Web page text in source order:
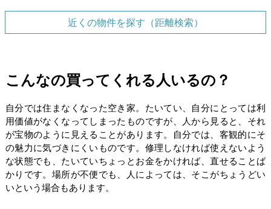
近くの物件を探す（距離検索）
こんなの買ってくれる人いるの？
自分では住まなくなった空き家。たいてい、自分にとっては利
用価値がなくなってしまったものですが、人から見ると、それ
が宝物のように見えることがあります。自分では、客観的にそ
の魅力に気づきにくいものです。修理しなければ使えないよう
な状態でも、たいていちょっとお金をかければ、直せることば
かりです。場所が不便でも、人によっては、そこがちょうどい
いという場合もあります。